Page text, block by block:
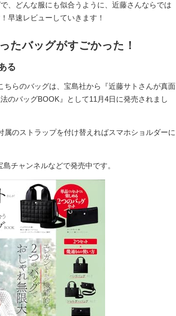
、どんな服にも似合うように、近藤さんならでは
早速レビューしていきます！
たバッグがすごかった！
る
らのバッグは、宝島社から『近藤サトさんが真面
のバッグBOOK』として11月4日に発売されまし
のストラップを付け替えればスマホショルダーに
チャンネルなどで発売中です。